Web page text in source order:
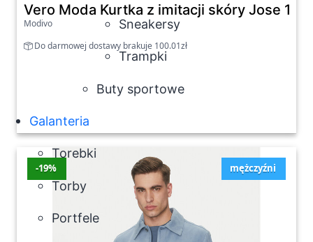
Sneakersy
Trampki
Buty sportowe
Galanteria
Torebki
Torby
Portfele
Vero Moda Kurtka z imitacji skóry Jose
Modivo
Do darmowej dostawy brakuje 100.01zł
mężczyźni
-19%